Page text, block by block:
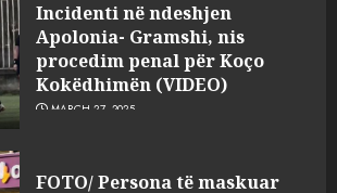
Incidenti në ndeshjen
Apolonia- Gramshi, nis
procedim penal për Koço
Kokëdhimën (VIDEO)
MARCH 27, 2025
FOTO/ Persona të maskuar